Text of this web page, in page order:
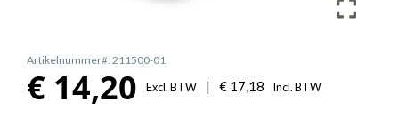
Artikelnummer#: 211500-01
€ 14,20 Excl. BTW | € 17,18 Incl. BTW